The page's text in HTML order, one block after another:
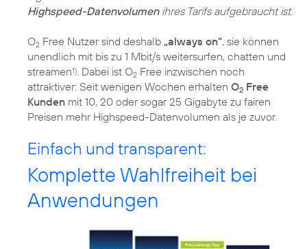
Highspeed-Datenvolumenihres Tarifs aufgebraucht ist.
O2 Free Nutzer sind deshalb „always on“, sie können
unendlich mit bis zu 1 Mbit/s weitersurfen, chatten und
streamen1). Dabei ist O2 Free inzwischen noch
attraktiver: Seit wenigen Wochen erhalten O2 Free
Kunden mit 10, 20 oder sogar 25 Gigabyte zu fairen
Preisen mehr Highspeed-Datenvolumen als je zuvor.
Einfach und transparent:
Komplette Wahlfreiheit bei
Anwendungen